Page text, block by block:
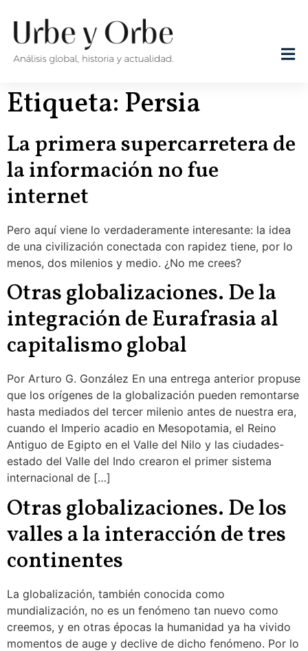
Etiqueta: Persia
La primera supercarretera de
la información no fue
internet
Pero aquí viene lo verdaderamente interesante: la idea
de una civilización conectada con rapidez tiene, por lo
menos, dos milenios y medio. ¿No me crees?
Otras globalizaciones. De la
integración de Eurafrasia al
capitalismo global
Por Arturo G. González En una entrega anterior propuse
que los orígenes de la globalización pueden remontarse
hasta mediados del tercer milenio antes de nuestra era,
cuando el Imperio acadio en Mesopotamia, el Reino
Antiguo de Egipto en el Valle del Nilo y las ciudades-
estado del Valle del Indo crearon el primer sistema
internacional de […]
Otras globalizaciones. De los
valles a la interacción de tres
continentes
La globalización, también conocida como
mundialización, no es un fenómeno tan nuevo como
creemos, y en otras épocas la humanidad ya ha vivido
momentos de auge y declive de dicho fenómeno. Por lo